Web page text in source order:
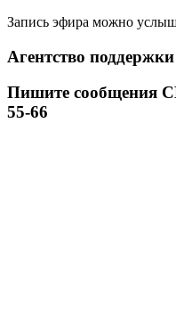
Запись эфира можно
Агентство
Пишите сообщения
55-66